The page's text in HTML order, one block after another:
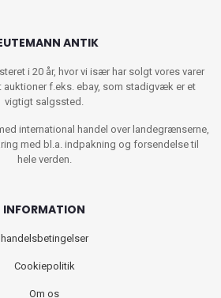
ANTIK
i 20 år, hvor vi især har solgt vores varer
f.eks. ebay, som stadigvæk er et
vigtigt salgssted.
international handel over landegrænserne,
med bl.a. indpakning og forsendelse til
hele verden.
INFORMATION
handelsbetingelser
Cookiepolitik
Om os